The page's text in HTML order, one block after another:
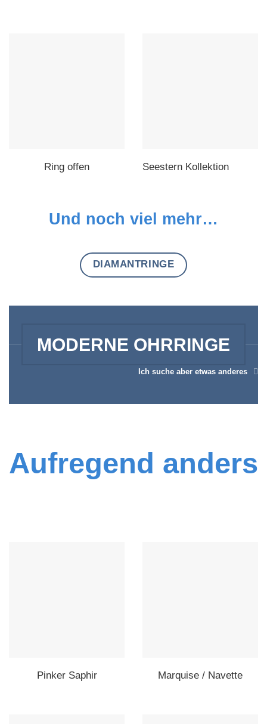
Ring offen Seestern Kollektion
Und noch viel mehr…
DIAMANTRINGE
MODERNE OHRRINGE
Ich suche aber etwas anderes
Aufregend anders
Pinker Saphir Marquise / Navette